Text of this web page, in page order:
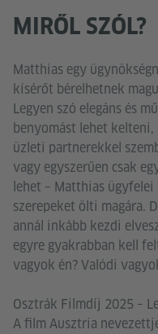
MIRŐL SZÓL?
Matthias egy
kísérőt bérelhetnek
Legyen szó elegáns és
benyomást lehet
üzleti partnerekkel
vagy egyszerűen csak
lehet – Matthias
szerepeket ölti magára.
annál inkább kezdi
egyre gyakrabban kell
vagyok én? Valódi
Osztrák Filmdíj 2025 –
A film Ausztria